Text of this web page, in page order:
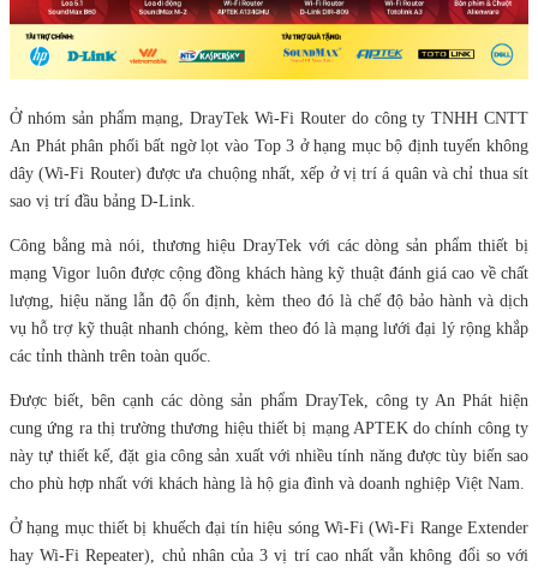
Ở nhóm sản phẩm mạng, DrayTek Wi-Fi Router do công ty TNHH CNTT
An Phát phân phối bất ngờ lọt vào Top 3 ở hạng mục bộ định tuyến không
dây (Wi-Fi Router) được ưa chuộng nhất, xếp ở vị trí á quân và chỉ thua sít
sao vị trí đầu bảng D-Link.
Công bằng mà nói, thương hiệu DrayTek với các dòng sản phẩm thiết bị
mạng Vigor luôn được cộng đồng khách hàng kỹ thuật đánh giá cao về chất
lượng, hiệu năng lẫn độ ổn định, kèm theo đó là chế độ bảo hành và dịch
vụ hỗ trợ kỹ thuật nhanh chóng, kèm theo đó là mạng lưới đại lý rộng khắp
các tỉnh thành trên toàn quốc.
Được biết, bên cạnh các dòng sản phẩm DrayTek, công ty An Phát hiện
cung ứng ra thị trường thương hiệu thiết bị mạng APTEK do chính công ty
này tự thiết kế, đặt gia công sản xuất với nhiều tính năng được tùy biến sao
cho phù hợp nhất với khách hàng là hộ gia đình và doanh nghiệp Việt Nam.
Ở hạng mục thiết bị khuếch đại tín hiệu sóng Wi-Fi (Wi-Fi Range Extender
hay Wi-Fi Repeater), chủ nhân của 3 vị trí cao nhất vẫn không đổi so với